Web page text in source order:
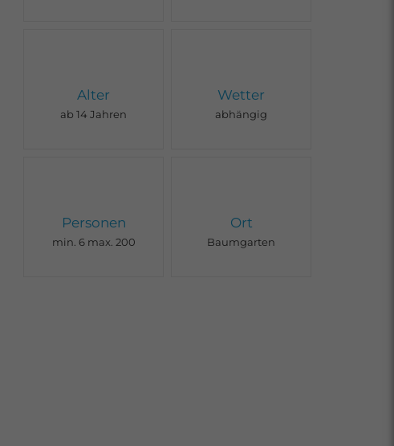
Alter
ab 14 Jahren
Wetter
abhängig
Personen
min. 6 max. 200
Ort
Baumgarten